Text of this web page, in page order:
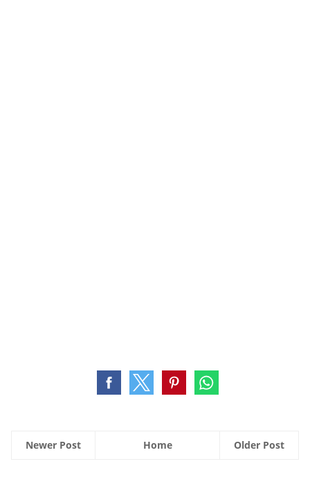
Newer Post Older Post
Home